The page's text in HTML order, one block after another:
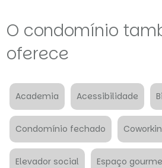
O condomínio
oferece
Academia Acessibilidade
Condomínio fechado
Elevador social Espaço